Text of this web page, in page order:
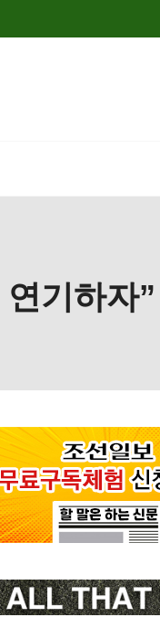
기하자”